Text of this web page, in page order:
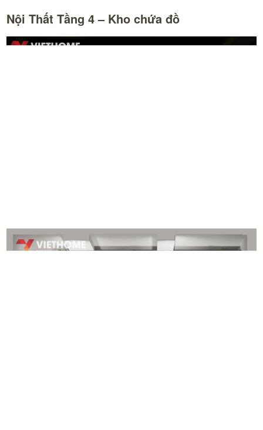
Nội Thất Tầng 4 – Kho chứa đồ